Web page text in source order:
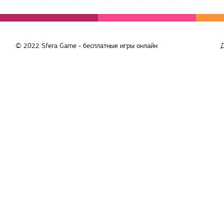
© 2022 Sfera Game - бесплатные игры онлайн